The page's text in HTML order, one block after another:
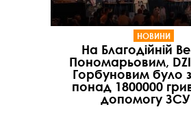
НОВИНИ
На Благодійній
Пономарьовим,
Горбуновим було
понад 1800000
допомогу ЗСУ